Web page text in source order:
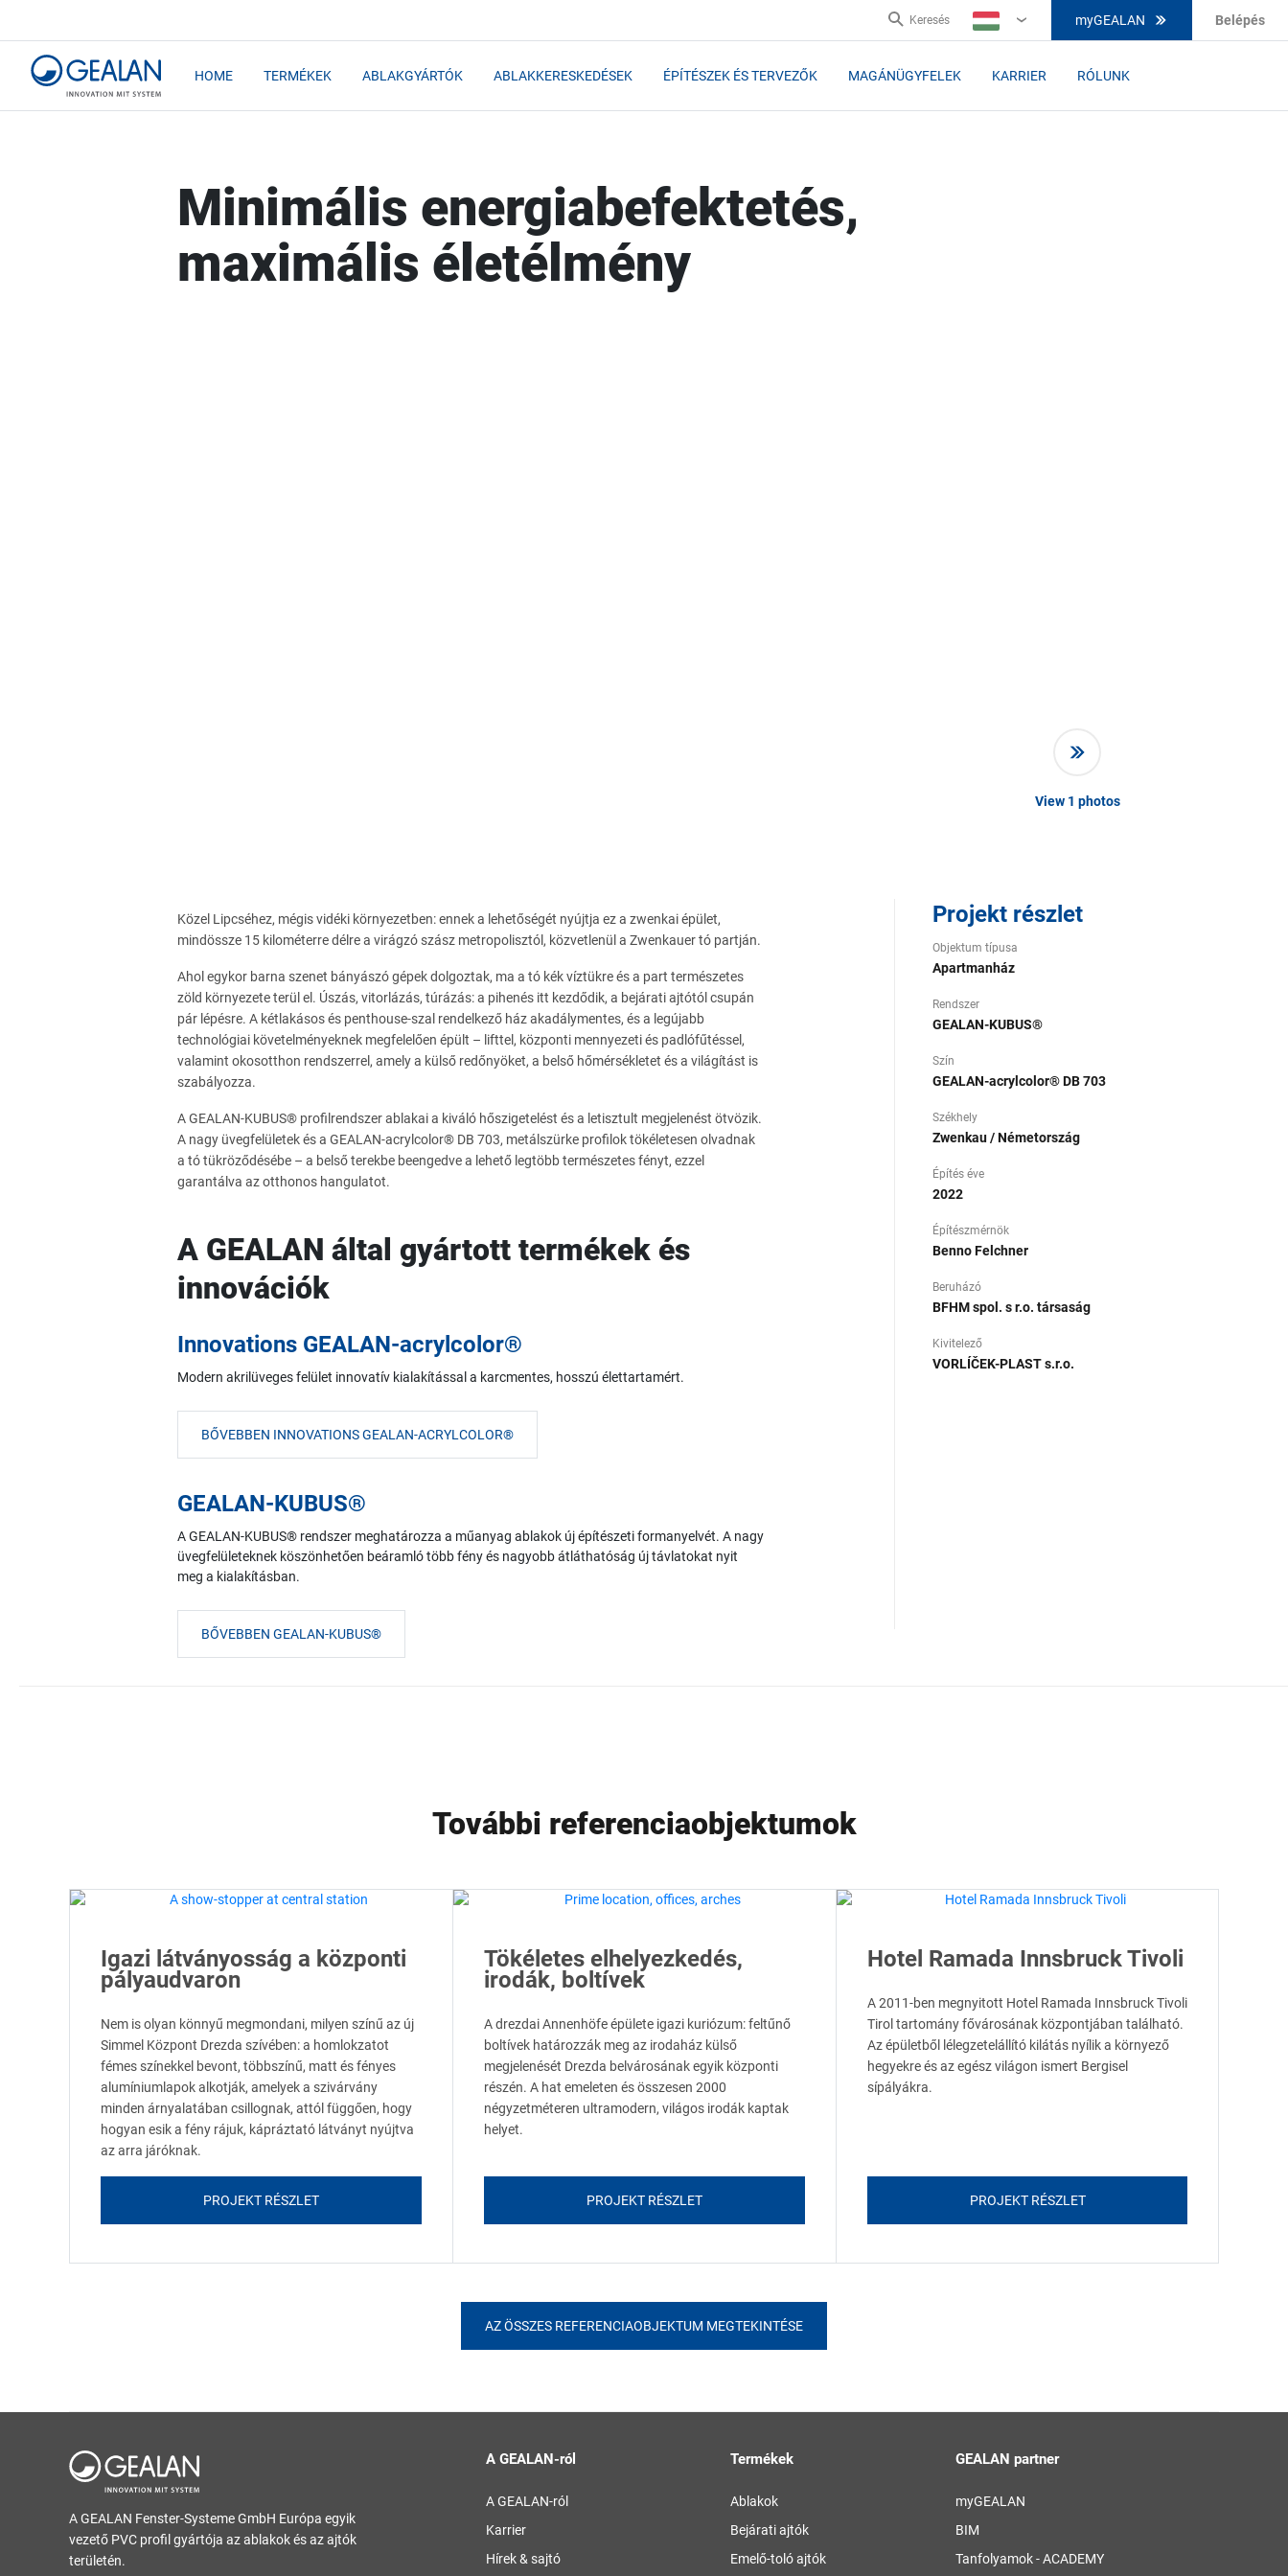
Keresés
HU
myGEALAN Belépés
HOME TERMÉKEK ABLAKGYÁRTÓK ABLAKKERESKEDÉSEK ÉPÍTÉSZEK ÉS TERVEZŐK MAGÁNÜGYFELEK KARRIER RÓLUNK
Minimális energiabefektetés,
maximális életélmény
View 1 photos
Projekt részlet
Objektum típusa
Apartmanház
Rendszer
GEALAN-KUBUS®
Szín
GEALAN-acrylcolor® DB 703
Székhely
Zwenkau / Németország
Építés éve
2022
Építészmérnök
Benno Felchner
Beruházó
BFHM spol. s r.o. társaság
Kivitelező
VORLÍČEK-PLAST s.r.o.
Közel Lipcséhez, mégis vidéki környezetben: ennek a lehetőségét nyújtja ez a zwenkai épület,
mindössze 15 kilométerre délre a virágzó szász metropolisztól, közvetlenül a Zwenkauer tó partján.
Ahol egykor barna szenet bányászó gépek dolgoztak, ma a tó kék víztükre és a part természetes
zöld környezete terül el. Úszás, vitorlázás, túrázás: a pihenés itt kezdődik, a bejárati ajtótól csupán
pár lépésre. A kétlakásos és penthouse-szal rendelkező ház akadálymentes, és a legújabb
technológiai követelményeknek megfelelően épült – lifttel, központi mennyezeti és padlófűtéssel,
valamint okosotthon rendszerrel, amely a külső redőnyöket, a belső hőmérsékletet és a világítást is
szabályozza.
A GEALAN-KUBUS® profilrendszer ablakai a kiváló hőszigetelést és a letisztult megjelenést ötvözik.
A nagy üvegfelületek és a GEALAN-acrylcolor® DB 703, metálszürke profilok tökéletesen olvadnak
a tó tükröződésébe – a belső terekbe beengedve a lehető legtöbb természetes fényt, ezzel
garantálva az otthonos hangulatot.
A GEALAN által gyártott termékek és
innovációk
Innovations GEALAN-acrylcolor®
Modern akrilüveges felület innovatív kialakítással a karcmentes, hosszú élettartamért.
BŐVEBBEN INNOVATIONS GEALAN-ACRYLCOLOR®
GEALAN-KUBUS®
A GEALAN-KUBUS® rendszer meghatározza a műanyag ablakok új építészeti formanyelvét. A nagy
üvegfelületeknek köszönhetően beáramló több fény és nagyobb átláthatóság új távlatokat nyit
meg a kialakításban.
BŐVEBBEN GEALAN-KUBUS®
További referenciaobjektumok
Igazi látványosság a központi
pályaudvaron
Nem is olyan könnyű megmondani, milyen színű az új
Simmel Központ Drezda szívében: a homlokzatot
fémes színekkel bevont, többszínű, matt és fényes
alumíniumlapok alkotják, amelyek a szivárvány
minden árnyalatában csillognak, attól függően, hogy
hogyan esik a fény rájuk, kápráztató látványt nyújtva
az arra járóknak.
PROJEKT RÉSZLET
Tökéletes elhelyezkedés,
irodák, boltívek
A drezdai Annenhöfe épülete igazi kuriózum: feltűnő
boltívek határozzák meg az irodaház külső
megjelenését Drezda belvárosának egyik központi
részén. A hat emeleten és összesen 2000
négyzetméteren ultramodern, világos irodák kaptak
helyet.
PROJEKT RÉSZLET
Hotel Ramada Innsbruck Tivoli
A 2011-ben megnyitott Hotel Ramada Innsbruck Tivoli
Tirol tartomány fővárosának központjában található.
Az épületből lélegzetelállító kilátás nyílik a környező
hegyekre és az egész világon ismert Bergisel
sípályákra.
PROJEKT RÉSZLET
AZ ÖSSZES REFERENCIAOBJEKTUM MEGTEKINTÉSE
A GEALAN Fenster-Systeme GmbH Európa egyik
vezető PVC profil gyártója az ablakok és az ajtók
területén.
A GEALAN-ról
A GEALAN-ról
Karrier
Hírek & sajtó
Termékek
Ablakok
Bejárati ajtók
Emelő-toló ajtók
GEALAN partner
myGEALAN
BIM
Tanfolyamok - ACADEMY